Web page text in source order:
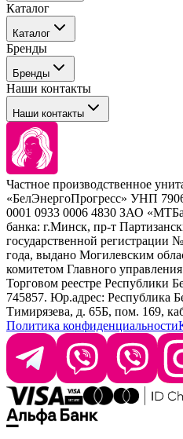
События
Покупателю
Каталог
Каталог
Профессиональные
Сервисные средства
Уход
Стайлинг
Брови и ресницы
Барберинг
Наборы
Расходные материалы
Бренды
Бренды
Tefia
Concept
Kezy
Barex
Sim Sensitive
Kebren
Selective Professional
White Line
Наши контакты
Наши контакты
+ 375 44 7233514
+ 375 29 1649505
info@krasabel.by
Офис: г. Минск, ул.
Склад: г. Минск, ул.
Время работы: пн–чт
Частное производственное
«БелЭнергоПрогресс» УНП
0001 0933 0006 4830 ЗАО
банка: г.Минск, пр-т
государственной регистрации
года, выдано Могилевским
комитетом Главного
Торговом реестре Республики
745857. Юр.адрес: Республика
Тимирязева, д. 65Б, пом. 169,
Политика конфиденциальности